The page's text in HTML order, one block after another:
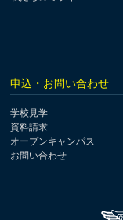
申込・お問い合わせ
学校見学
資料請求
オープンキャンパス
お問い合わせ